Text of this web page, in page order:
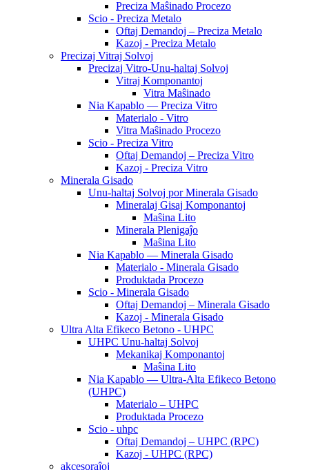
Preciza Maŝinado Procezo
Scio - Preciza Metalo
Oftaj Demandoj – Preciza Metalo
Kazoj - Preciza Metalo
Precizaj Vitraj Solvoj
Precizaj Vitro-Unu-haltaj Solvoj
Vitraj Komponantoj
Vitra Maŝinado
Nia Kapablo — Preciza Vitro
Materialo - Vitro
Vitra Maŝinado Procezo
Scio - Preciza Vitro
Oftaj Demandoj – Preciza Vitro
Kazoj - Preciza Vitro
Minerala Gisado
Unu-haltaj Solvoj por Minerala Gisado
Mineralaj Gisaj Komponantoj
Maŝina Lito
Minerala Plenigaĵo
Maŝina Lito
Nia Kapablo — Minerala Gisado
Materialo - Minerala Gisado
Produktada Procezo
Scio - Minerala Gisado
Oftaj Demandoj – Minerala Gisado
Kazoj - Minerala Gisado
Ultra Alta Efikeco Betono - UHPC
UHPC Unu-haltaj Solvoj
Mekanikaj Komponantoj
Maŝina Lito
Nia Kapablo — Ultra-Alta Efikeco Betono
(UHPC)
Materialo – UHPC
Produktada Procezo
Scio - uhpc
Oftaj Demandoj – UHPC (RPC)
Kazoj - UHPC (RPC)
akcesoraĵoj